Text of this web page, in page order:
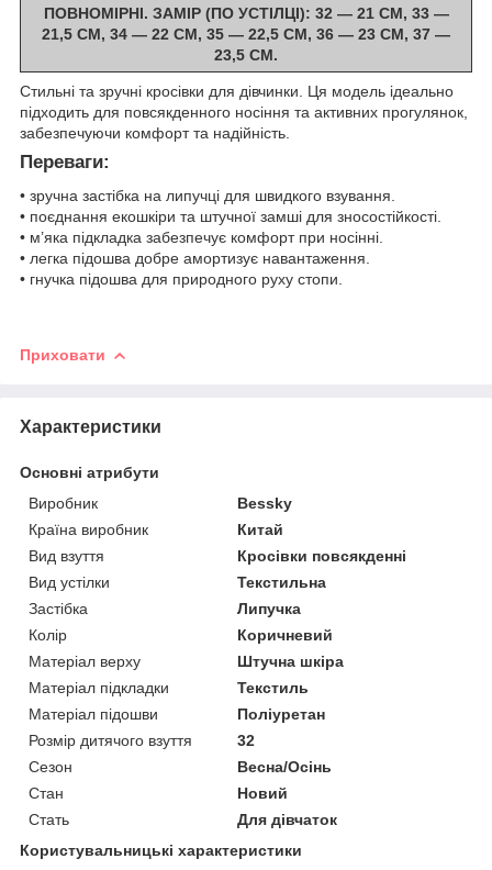
ПОВНОМІРНІ. ЗАМІР (ПО УСТІЛЦІ): 32 — 21 СМ, 33 —
21,5 СМ, 34 — 22 СМ, 35 — 22,5 СМ, 36 — 23 СМ, 37 —
23,5 СМ.
Стильні та зручні кросівки для дівчинки. Ця модель ідеально
підходить для повсякденного носіння та активних прогулянок,
забезпечуючи комфорт та надійність.
Переваги:
• зручна застібка на липучці для швидкого взування.
• поєднання екошкіри та штучної замші для зносостійкості.
• м’яка підкладка забезпечує комфорт при носінні.
• легка підошва добре амортизує навантаження.
• гнучка підошва для природного руху стопи.
Приховати
Характеристики
Основні атрибути
Виробник
Bessky
Країна виробник
Китай
Вид взуття
Кросівки повсякденні
Вид устілки
Текстильна
Застібка
Липучка
Колір
Коричневий
Матеріал верху
Штучна шкіра
Матеріал підкладки
Текстиль
Матеріал підошви
Поліуретан
Розмір дитячого взуття
32
Сезон
Весна/Осінь
Стан
Новий
Стать
Для дівчаток
Користувальницькі характеристики